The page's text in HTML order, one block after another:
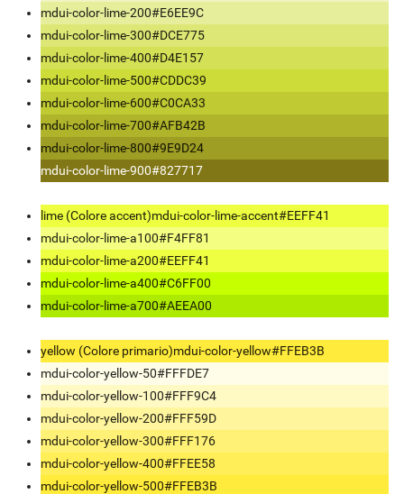
mdui-color-lime-200#E6EE9C
mdui-color-lime-300#DCE775
mdui-color-lime-400#D4E157
mdui-color-lime-500#CDDC39
mdui-color-lime-600#C0CA33
mdui-color-lime-700#AFB42B
mdui-color-lime-800#9E9D24
mdui-color-lime-900#827717
lime (Colore accent)mdui-color-lime-accent#EEFF41
mdui-color-lime-a100#F4FF81
mdui-color-lime-a200#EEFF41
mdui-color-lime-a400#C6FF00
mdui-color-lime-a700#AEEA00
yellow (Colore primario)mdui-color-yellow#FFEB3B
mdui-color-yellow-50#FFFDE7
mdui-color-yellow-100#FFF9C4
mdui-color-yellow-200#FFF59D
mdui-color-yellow-300#FFF176
mdui-color-yellow-400#FFEE58
mdui-color-yellow-500#FFEB3B